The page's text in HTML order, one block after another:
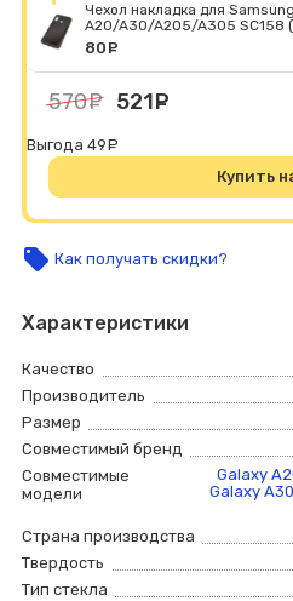
Чехол накладка для
A20/A30/A205/A305 SC158
80
570 руб.
521
Выгода 49
Купить
local_offer Как получать скидки?
Характеристики
Качество
Производитель
Размер
Совместимый бренд
Совместимые
модели
Galaxy
Galaxy
Страна производства
Твердость
Тип стекла